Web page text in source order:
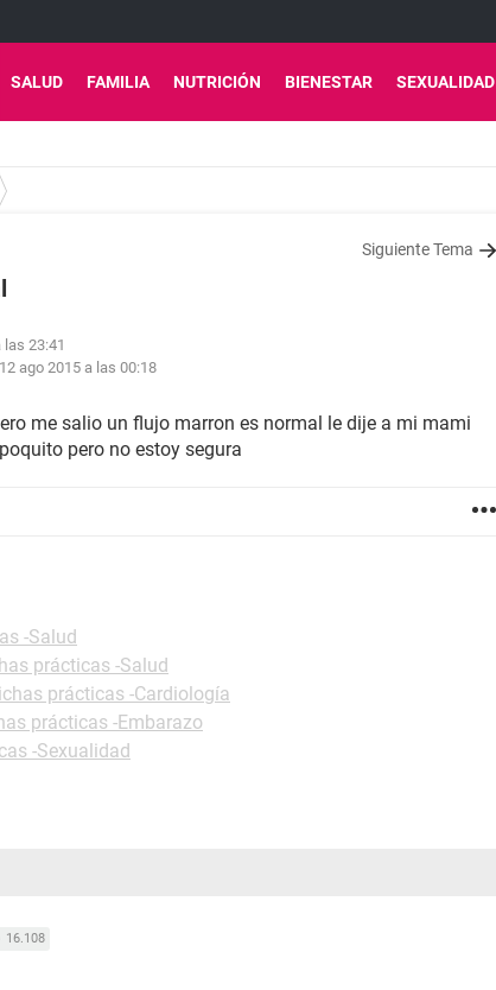
SALUD FAMILIA NUTRICIÓN BIENESTAR SEXUALIDAD
Siguiente Tema
las 23:41
12 ago 2015 a las 00:18
me salio un flujo marron es normal le dije a mi mami
pero no estoy segura
-Salud
prácticas -Salud
prácticas -Cardiología
prácticas -Embarazo
-Sexualidad
16.108